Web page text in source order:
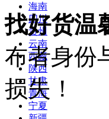
海南
四川
贵州
云南
西藏
陕西
甘肃
青海
宁夏
找好货温
布者身份
损失！